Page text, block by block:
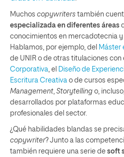
Muchos copywriters también
especializada en diferentes áreas
conocimientos en mercadotecnia
Hablamos, por ejemplo, del Máster
de UNIR o de otras titulaciones con
Corporativa, el Diseño de
Escritura Creativa o de cursos
Management, Storytelling o,
desarrollados por plataformas
profesionales del sector.
¿Qué habilidades blandas se
copywriter? Junto a las
también requiere una serie de soft